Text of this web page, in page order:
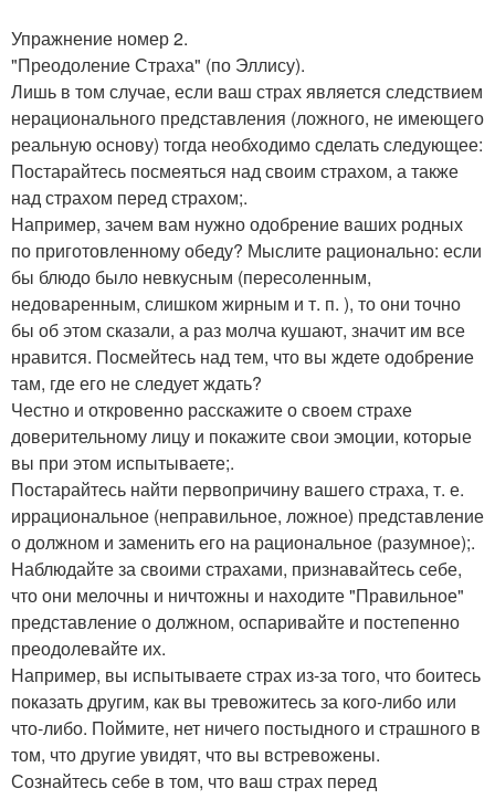
Упражнение номер 2.
"Преодоление Страха" (по Эллису).
Лишь в том случае, если ваш страх является следствием
нерационального представления (ложного, не имеющего
реальную основу) тогда необходимо сделать следующее:
Постарайтесь посмеяться над своим страхом, а также
над страхом перед страхом;.
Например, зачем вам нужно одобрение ваших родных
по приготовленному обеду? Мыслите рационально: если
бы блюдо было невкусным (пересоленным,
недоваренным, слишком жирным и т. п. ), то они точно
бы об этом сказали, а раз молча кушают, значит им все
нравится. Посмейтесь над тем, что вы ждете одобрение
там, где его не следует ждать?
Честно и откровенно расскажите о своем страхе
доверительному лицу и покажите свои эмоции, которые
вы при этом испытываете;.
Постарайтесь найти первопричину вашего страха, т. е.
иррациональное (неправильное, ложное) представление
о должном и заменить его на рациональное (разумное);.
Наблюдайте за своими страхами, признавайтесь себе,
что они мелочны и ничтожны и находите "Правильное"
представление о должном, оспаривайте и постепенно
преодолевайте их.
Например, вы испытываете страх из-за того, что боитесь
показать другим, как вы тревожитесь за кого-либо или
что-либо. Поймите, нет ничего постыдного и страшного в
том, что другие увидят, что вы встревожены.
Сознайтесь себе в том, что ваш страх перед